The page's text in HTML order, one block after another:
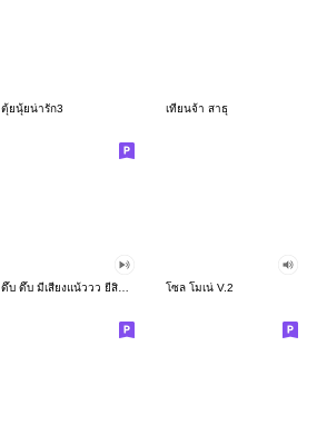
ตุ้ยนุ้ยน่ารัก3 เทียนจ้า สาธุ
ดึ๊บ ดึ๊บ มีเสียงแน้ววว ยี่สิบสอง โซล โมเน่ V.2